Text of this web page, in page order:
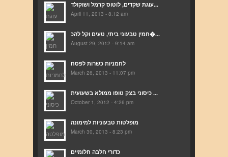
עוגת שקדים, לוטוס קרמל ושוקולד...
April 11, 2013 - 8:12 am
חמין טבעוני ביתי, טעים וקל להכ�...
August 29, 2012 - 9:14 am
לחמניות כשרות לפסח
March 26, 2013 - 11:07 pm
כיסוני בצק טופו ממולא בשעועית ...
October 1, 2012 - 4:26 pm
מופלטות טבעוניות למימונה
March 30, 2013 - 8:23 pm
כדורי חלבה חלומיים